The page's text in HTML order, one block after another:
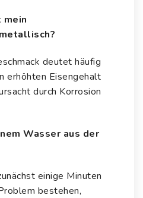
mein
deutet häufig
erhöhten Eisengehalt
durch Korrosion
Wasser aus der
einige Minuten
bestehen,